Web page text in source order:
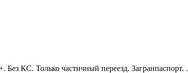
КС. Только частичный переезд. Загранпаспорт. .